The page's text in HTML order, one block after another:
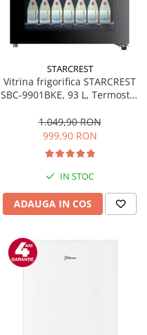
STARCREST
Vitrina frigorifica STARCREST
SBC-9901BKE, 93 L, Termostat
sticla, H 84.5 cm, Negru
1.049,90 RON
999,90 RON
IN STOC
ADAUGA IN COS